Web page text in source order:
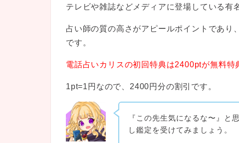
テレビや雑誌などメディアに登場している有
占い師の質の高さがアピールポイントであり
です。
電話占いカリスの初回特典は2400ptが無料特
1pt=1円なので、2400円分の割引です。
『この先生気になるな〜』と
し鑑定を受けてみましょう。